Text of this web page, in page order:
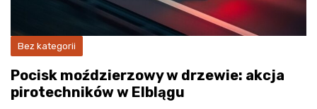
Bez kategorii
Pocisk moździerzowy w drzewie: akcja
pirotechników w Elblągu